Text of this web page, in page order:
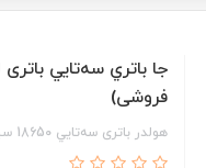
فروشی)
هولدر باتری سه‌تايي 18650 سیم دار مناسب باتری لیتیوم یونی